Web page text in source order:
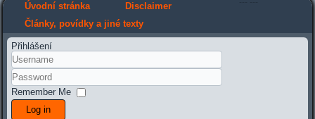
Úvodní stránka Disclaimer
Články, povídky a jiné texty
Přihlášení
Remember Me
Log in